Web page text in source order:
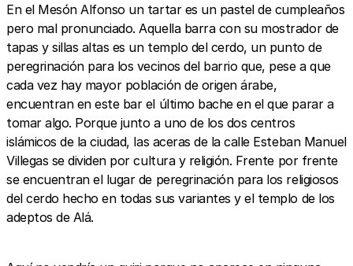
En el Mesón Alfonso un tartar es un pastel de cumpleaños
pero mal pronunciado. Aquella barra con su mostrador de
tapas y sillas altas es un templo del cerdo, un punto de
peregrinación para los vecinos del barrio que, pese a que
cada vez hay mayor población de origen árabe,
encuentran en este bar el último bache en el que parar a
tomar algo. Porque junto a uno de los dos centros
islámicos de la ciudad, las aceras de la calle Esteban Manuel
Villegas se dividen por cultura y religión. Frente por frente
se encuentran el lugar de peregrinación para los religiosos
del cerdo hecho en todas sus variantes y el templo de los
adeptos de Alá.